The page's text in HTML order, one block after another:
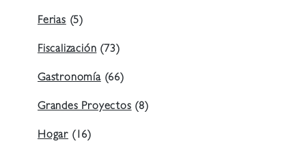
Ferias(5)
Fiscalización(73)
Gastronomía(66)
Grandes Proyectos(8)
Hogar (16)